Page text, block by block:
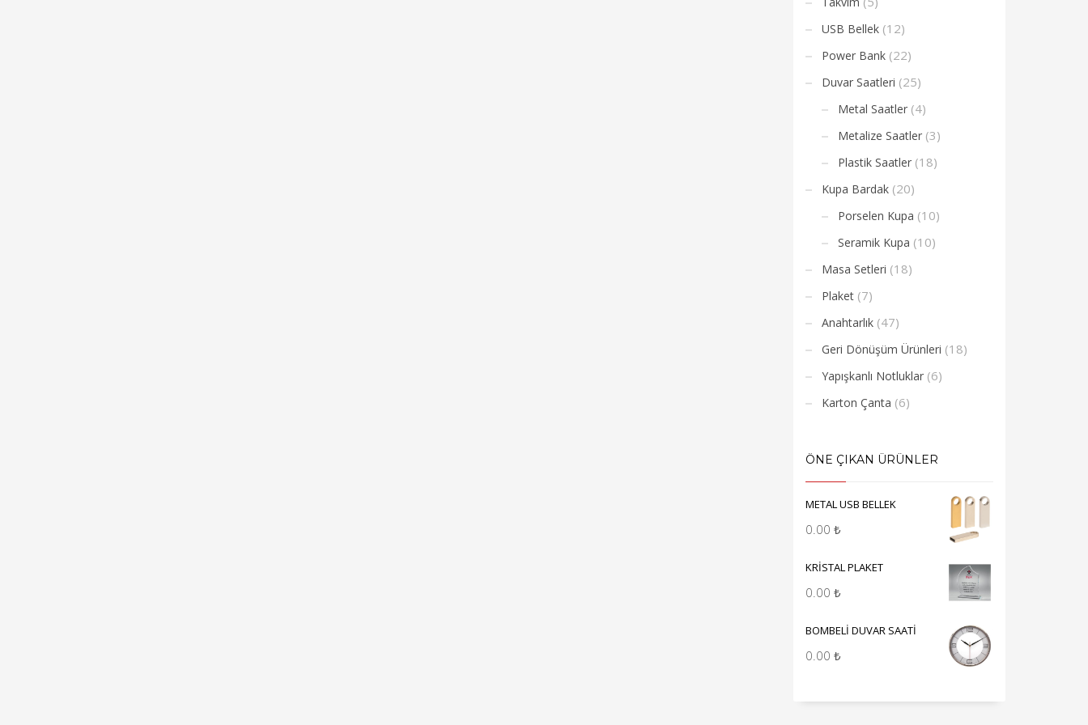
USB Bellek (12)
Power Bank (22)
Duvar Saatleri (25)
Metal Saatler (4)
Metalize Saatler (3)
Plastik Saatler (18)
Kupa Bardak (20)
Porselen Kupa (10)
Seramik Kupa (10)
Masa Setleri (18)
Plaket (7)
Anahtarlık (47)
Geri Dönüşüm Ürünleri (18)
Yapışkanlı Notluklar (6)
Karton Çanta (6)
ÖNE ÇIKAN ÜRÜNLER
METAL USB BELLEK
0.00 ₺
KRİSTAL PLAKET
0.00 ₺
BOMBELİ DUVAR SAATİ
0.00 ₺